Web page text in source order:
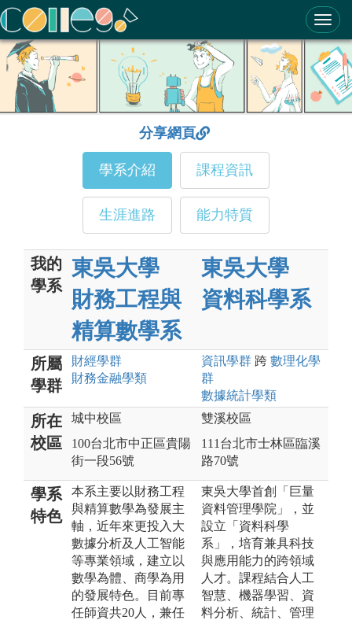
ColleGo! 大學選才與高中育才輔助系統
分享網頁
學系介紹 課程資訊
生涯進路 能力特質
我的
學系
東吳大學
財務工程與
精算數學系
東吳大學
資料科學系
所屬
學群
財經學群
財務金融學類
資訊學群 跨 數理化學
群
數據統計學類
所在
校區
城中校區
100台北市中正區貴陽
街一段56號
雙溪校區
111台北市士林區臨溪
路70號
學系
特色
本系主要以財務工程
與精算數學為發展主
軸，近年來更投入大
數據分析及人工智能
等專業領域，建立以
數學為體、商學為用
的發展特色。目前專
任師資共20人，兼任
東吳大學首創「巨量
資料管理學院」，並
設立「資料科學
系」，培育兼具科技
與應用能力的跨領域
人才。課程結合人工
智慧、機器學習、資
料分析、統計、管理